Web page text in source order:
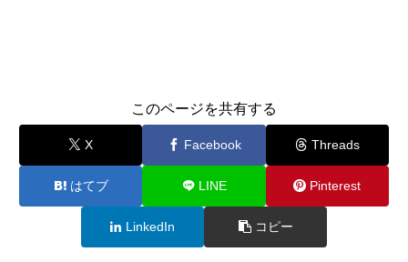
このページを共有する
X Facebook Threads
はてブ LINE Pinterest
LinkedIn コピー